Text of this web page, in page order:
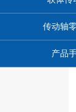
传动轴
产品